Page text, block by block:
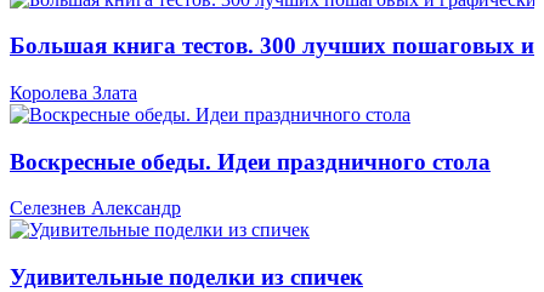
Большая книга тестов. 300 лучших пошаговых и
Королева Злата
Воскресные обеды. Идеи праздничного стола
Селезнев Александр
Удивительные поделки из спичек